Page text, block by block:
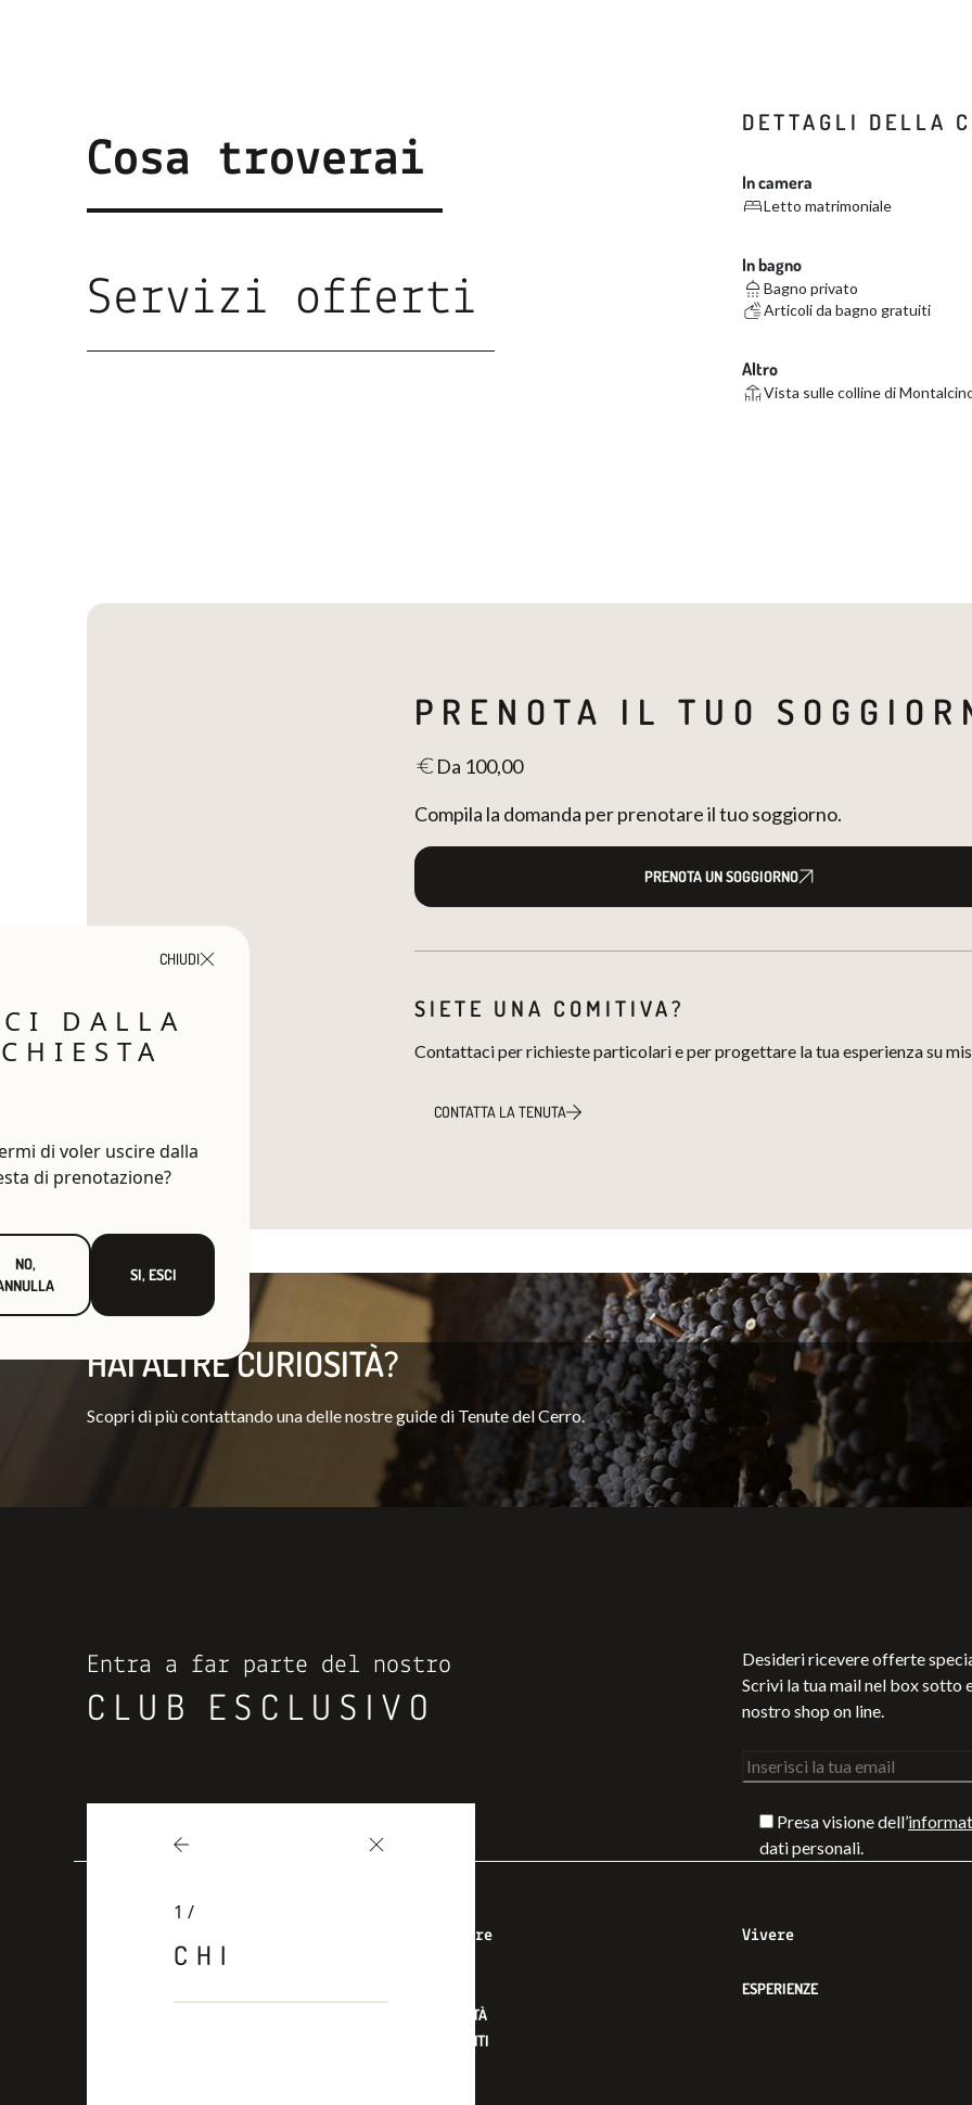
Cosa troverai
Servizi offerti
DETTAGLI DELLA
In camera
Letto matrimoniale
In bagno
Bagno privato
Articoli da bagno gratuiti
Altro
Vista sulle colline di
PRENOTA IL TUO
Da 100,00
Compila la domanda per prenotare il tuo soggiorno.
PRENOTA UN SOGGIORNO
SIETE UNA COMITIVA?
Contattaci per richieste particolari e per progettare la tua esperienza su
CONTATTA LA TENUTA
1 /
CHI
CHIUDI
DALLA
di voler uscire dalla
di prenotazione?
NO,
SI, ESCI
HAI ALTRE CURIOSITÀ?
Scopri di più contattando una delle nostre guide di Tenute del Cerro.
Entra a far parte del nostro
CLUB ESCLUSIVO
Desideri ricevere offerte
Scrivi la tua mail nel box sotto
nostro shop on line.
Presa visione dell’
dati personali.
Degustare
SPECIALITÀ
RISTORANTI
Vivere
ESPERIENZE